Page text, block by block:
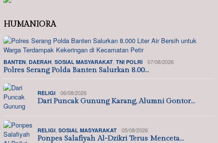
HUMANIORA
BANTEN DAERAH SOSIAL MASYARAKAT TNI POLRI 07/08/2026
Polres Serang Polda Banten Salurkan 8.00…
RELIGI 06/08/2026
Dari Puncak Gunung Karang, Alumni Gontor…
RELIGI SOSIAL MASYARAKAT 05/08/2026
Ponpes Salafiyah Al-Dzikri Terus Menceta…